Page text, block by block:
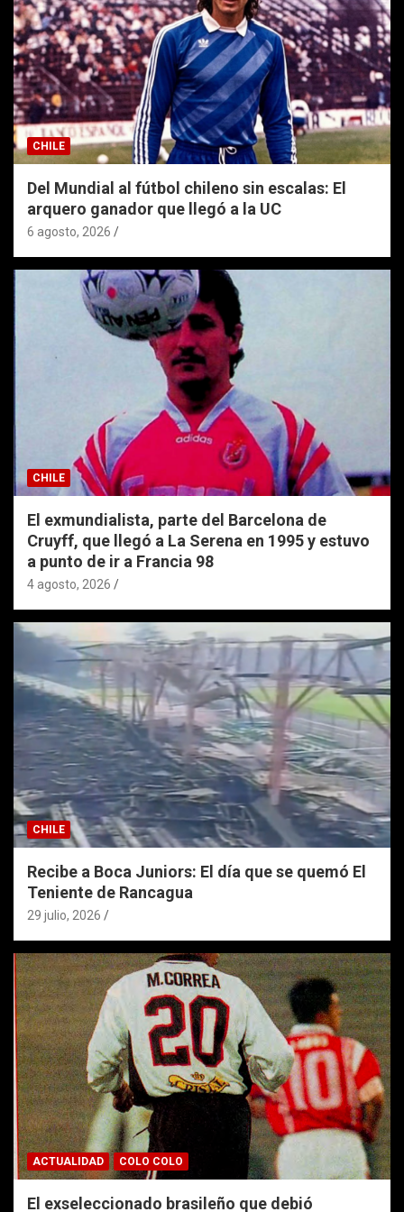
CHILE
Del Mundial al fútbol chileno sin escalas: El
arquero ganador que llegó a la UC
6 agosto, 2026
CHILE
El exmundialista, parte del Barcelona de
Cruyff, que llegó a La Serena en 1995 y estuvo
a punto de ir a Francia 98
4 agosto, 2026
CHILE
Recibe a Boca Juniors: El día que se quemó El
Teniente de Rancagua
29 julio, 2026
ACTUALIDAD COLO COLO
El exseleccionado brasileño que debió